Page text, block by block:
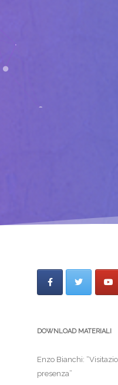
DOWNLOAD MATERIALI
Enzo Bianchi:
presenza”